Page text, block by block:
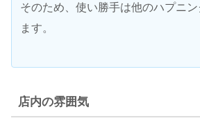
そのため、使い勝手は他のハプニ
ます。
店内の雰囲気